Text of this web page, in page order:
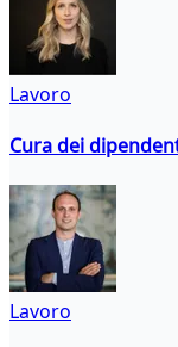
Lavoro
Cura dei
Lavoro